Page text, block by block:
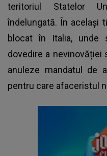
teritoriul Statelor
îndelungată. În același
blocat în Italia,
dovedire a nevinovăției
anuleze mandatul de
pentru care afaceristul